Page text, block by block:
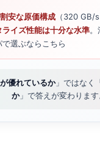
安な原価構成 （320 GB/
ライズ性能は十分な水準
で選ぶならこちら
優れているか」ではなく
か」で答えが変わります